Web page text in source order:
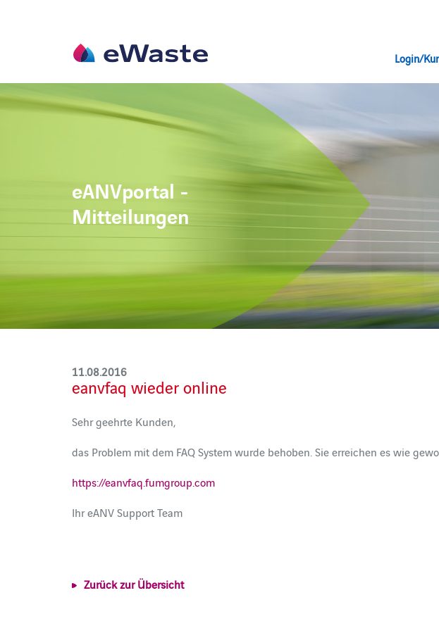
Login/
eANVportal -
Mitteilungen
11.08.2016
eanvfaq wieder online
Sehr geehrte Kunden,
das Problem mit dem FAQ System wurde behoben. Sie erreichen es wie
https://eanvfaq.fumgroup.com
Ihr eANV Support Team
Zurück zur Übersicht